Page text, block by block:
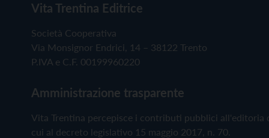
Vita Trentina Editrice
Società Cooperativa
Via Monsignor Endrici, 14 – 38122 Trento
P.IVA e C.F. 00199960220
Amministrazione trasparente
Vita Trentina percepisce i contributi pubblici all'editoria
cui al decreto legislativo 15 maggio 2017, n. 70.